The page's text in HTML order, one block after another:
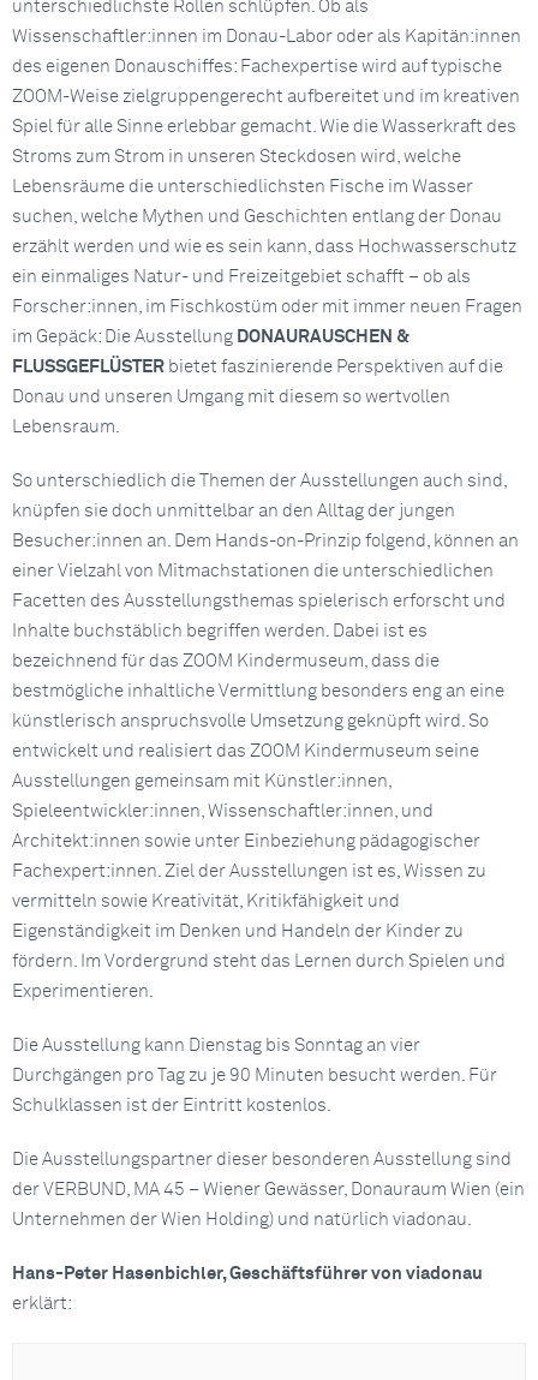
unterschiedlichste Rollen schlüpfen. Ob als
Wissenschaftler:innen im Donau-Labor oder als Kapitän:innen
des eigenen Donauschiffes: Fachexpertise wird auf typische
ZOOM-Weise zielgruppengerecht aufbereitet und im kreativen
Spiel für alle Sinne erlebbar gemacht. Wie die Wasserkraft des
Stroms zum Strom in unseren Steckdosen wird, welche
Lebensräume die unterschiedlichsten Fische im Wasser
suchen, welche Mythen und Geschichten entlang der Donau
erzählt werden und wie es sein kann, dass Hochwasserschutz
ein einmaliges Natur- und Freizeitgebiet schafft – ob als
Forscher:innen, im Fischkostüm oder mit immer neuen Fragen
im Gepäck: Die Ausstellung DONAURAUSCHEN &
FLUSSGEFLÜSTER bietet faszinierende Perspektiven auf die
Donau und unseren Umgang mit diesem so wertvollen
Lebensraum.
So unterschiedlich die Themen der Ausstellungen auch sind,
knüpfen sie doch unmittelbar an den Alltag der jungen
Besucher:innen an. Dem Hands-on-Prinzip folgend, können an
einer Vielzahl von Mitmachstationen die unterschiedlichen
Facetten des Ausstellungsthemas spielerisch erforscht und
Inhalte buchstäblich begriffen werden. Dabei ist es
bezeichnend für das ZOOM Kindermuseum, dass die
bestmögliche inhaltliche Vermittlung besonders eng an eine
künstlerisch anspruchsvolle Umsetzung geknüpft wird. So
entwickelt und realisiert das ZOOM Kindermuseum seine
Ausstellungen gemeinsam mit Künstler:innen,
Spieleentwickler:innen, Wissenschaftler:innen, und
Architekt:innen sowie unter Einbeziehung pädagogischer
Fachexpert:innen. Ziel der Ausstellungen ist es, Wissen zu
vermitteln sowie Kreativität, Kritikfähigkeit und
Eigenständigkeit im Denken und Handeln der Kinder zu
fördern. Im Vordergrund steht das Lernen durch Spielen und
Experimentieren.
Die Ausstellung kann Dienstag bis Sonntag an vier
Durchgängen pro Tag zu je 90 Minuten besucht werden. Für
Schulklassen ist der Eintritt kostenlos.
Die Ausstellungspartner dieser besonderen Ausstellung sind
der VERBUND, MA 45 – Wiener Gewässer, Donauraum Wien (ein
Unternehmen der Wien Holding) und natürlich viadonau.
Hans-Peter Hasenbichler, Geschäftsführer von viadonau
erklärt: